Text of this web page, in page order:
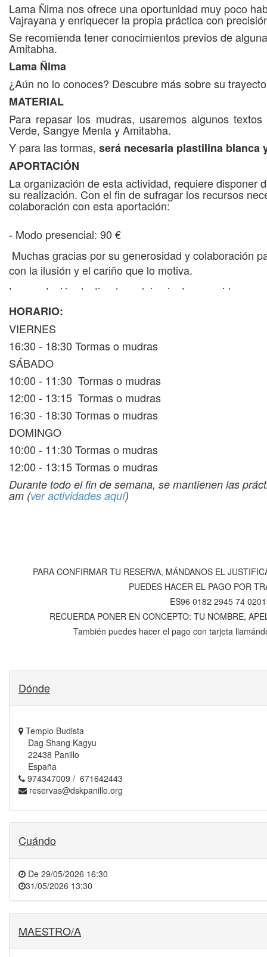
Lama Ñima nos ofrece una oportunidad muy poco
Vajrayana y enriquecer la propia práctica con
Se recomienda tener conocimientos previos de
Amitabha.
Lama Ñima
¿Aún no lo conoces? Descubre más sobre su
MATERIAL
Para repasar los mudras, usaremos algunos
Verde, Sangye Menla y Amitabha.
Y para las tormas, será necesaria plastilina blanca
APORTACIÓN
La organización de esta actividad, requiere disponer
su realización. Con el fin de sufragar los recursos
colaboración con esta aportación:
- Modo presencial: 90 €
Muchas gracias por su generosidad y colaboración
con la ilusión y el cariño que lo motiva.
La aportación destinada a alojamiento y comidas
sufragar los gastos de estos servicios.
HORARIO:
VIERNES
16:30 - 18:30 Tormas o mudras
SÁBADO
10:00 - 11:30 Tormas o mudras
12:00 - 13:15 Tormas o mudras
16:30 - 18:30 Tormas o mudras
DOMINGO
10:00 - 11:30 Tormas o mudras
12:00 - 13:15 Tormas o mudras
Durante todo el fin de semana, se mantienen las
am (ver actividades aquí)
PARA CONFIRMAR TU RESERVA, MÁNDANOS EL
PUEDES HACER EL PAGO POR
ES96 0182 2945 74
RECUERDA PONER EN CONCEPTO: TU NOMBRE,
También puedes hacer el pago con tarjeta
Dónde
Templo Budista
Dag Shang Kagyu
22438 Panillo
España
974347009 / 671642443
reservas@dskpanillo.org
Cuándo
De 29/05/2026 16:30
31/05/2026 13:30
MAESTRO/A